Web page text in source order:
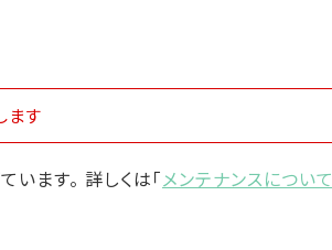
ます
ます。 詳しくは「メンテナンスについて